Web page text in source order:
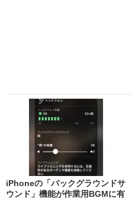
iPhoneの「バックグラウンドサ
ウンド」機能が作業用BGMに有